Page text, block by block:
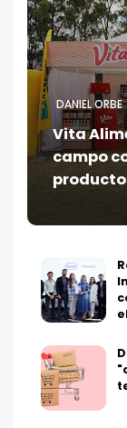
DANIEL ORBE
Vita
campo